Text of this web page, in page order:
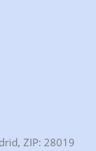
ZIP: 28019